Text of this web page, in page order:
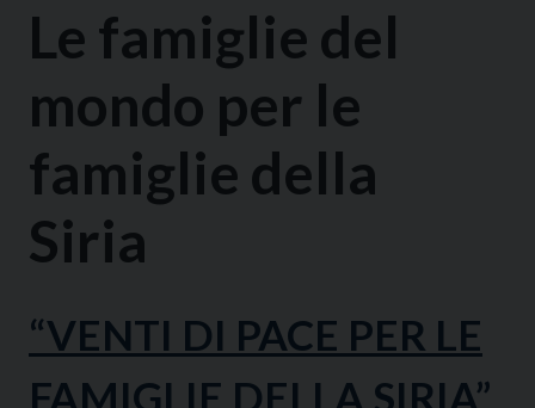
Le famiglie del
mondo per le
famiglie della
Siria
“VENTI DI PACE PER LE
FAMIGLIE DELLA SIRIA”